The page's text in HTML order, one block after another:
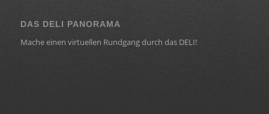
DAS DELI PANORAMA
Mache einen virtuellen Rundgang durch das DELI!